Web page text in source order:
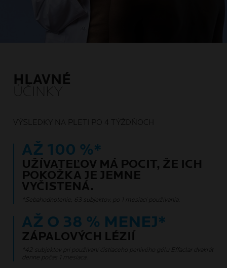
HLAVNÉ
ÚČINKY
VÝSLEDKY NA PLETI PO 4 TÝŽDŇOCH
AŽ 100 %*
UŽÍVATEĽOV MÁ POCIT, ŽE ICH
POKOŽKA JE JEMNE
VYČISTENÁ.
*Sebahodnotenie, 63 subjektov, po 1 mesiaci používania.
AŽ O 38 % MENEJ*
ZÁPALOVÝCH LÉZIÍ
*42 subjektov pri používaní čistiaceho penivého gélu Effaclar dvakrát
denne počas 1 mesiaca.